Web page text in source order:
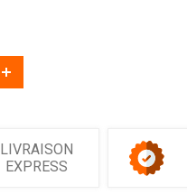
LIVRAISON
EXPRESS